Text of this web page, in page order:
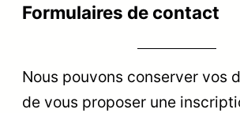
Formulaires de contact
Nous pouvons conserver vos
de vous proposer une